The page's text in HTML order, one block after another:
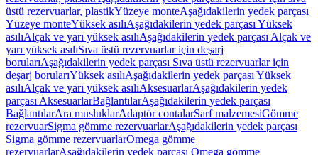
üstü rezervuarlar, plastikYüzeye monteAşağıdakilerin yedek parçası
Yüzeye monteYüksek asılıAşağıdakilerin yedek parçası Yüksek
asılıAlçak ve yarı yüksek asılıAşağıdakilerin yedek parçası Alçak ve
yarı yüksek asılıSıva üstü rezervuarlar için deşarj
borularıAşağıdakilerin yedek parçası Sıva üstü rezervuarlar için
deşarj borularıYüksek asılıAşağıdakilerin yedek parçası Yüksek
asılıAlçak ve yarı yüksek asılıAksesuarlarAşağıdakilerin yedek
parçası AksesuarlarBağlantılarAşağıdakilerin yedek parçası
BağlantılarAra musluklarAdaptör contalarSarf malzemesiGömme
rezervuarSigma gömme rezervuarlarAşağıdakilerin yedek parçası
Sigma gömme rezervuarlarOmega gömme
rezervuarlarAşağıdakilerin yedek parçası Omega gömme